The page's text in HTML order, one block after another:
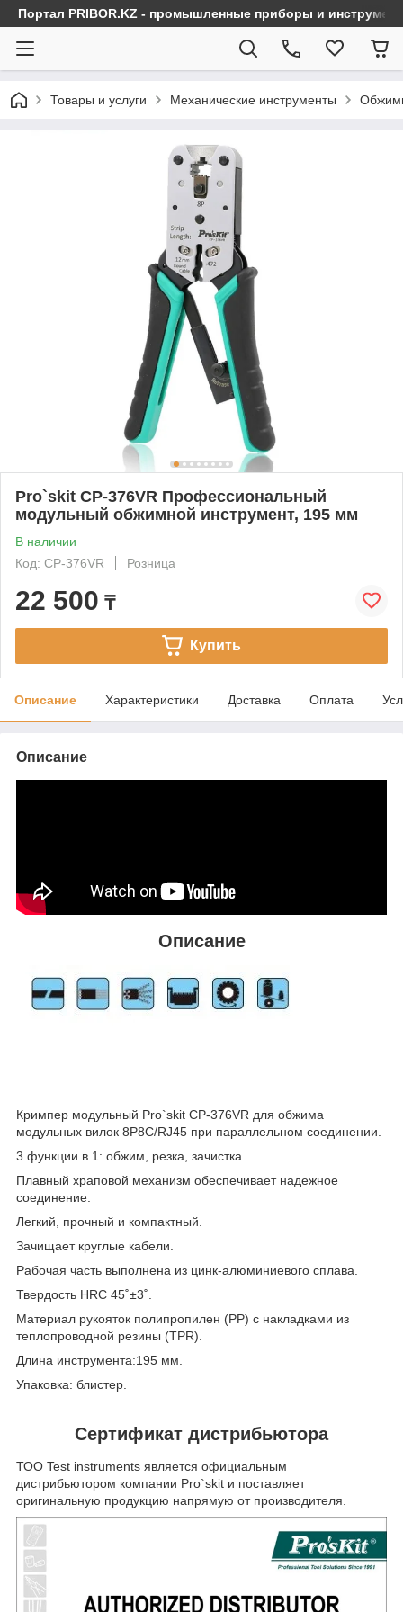
Портал PRIBOR.KZ - промышленные приборы и
Товары и услуги Механические инструменты
Pro`skit CP-376VR Профессиональный
модульный обжимной инструмент, 195 мм
В наличии
Код: CP-376VR
Розница
22 500 ₸
Купить
Описание Характеристики Доставка Оплата
Описание
Описание
Кримпер модульный Pro`skit CP-376VR для обжима
модульных вилок 8P8C/RJ45 при параллельном соединении.
3 функции в 1: обжим, резка, зачистка.
Плавный храповой механизм обеспечивает надежное
соединение.
Легкий, прочный и компактный.
Зачищает круглые кабели.
Рабочая часть выполнена из цинк-алюминиевого сплава.
Твердость HRC 45˚±3˚.
Материал рукояток полипропилен (PP) с накладками из
теплопроводной резины (TPR).
Длина инструмента:195 мм.
Упаковка: блистер.
Сертификат дистрибьютора
ТОО Test instruments является официальным
дистрибьютором компании Pro`skit и поставляет
оригинальную продукцию напрямую от производителя.